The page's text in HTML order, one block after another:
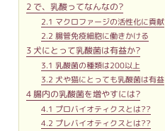
2 で、乳酸ってなんなの?
2.1 マクロファージの活性化に貢献
2.2 腸管免疫細胞に働きかける
3 犬にとって乳酸菌は有益か?
3.1 乳酸菌の種類は200以上
3.2 犬や猫にとっても乳酸菌は有益
4腸内の乳酸菌を増やすには?
4.1 プロバイオティクスとは??
4.2 プレバイオティクスとは??